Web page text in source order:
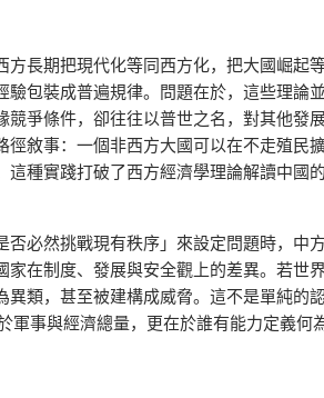
長期把現代化等同西方化，把大國崛起
包裝成普遍規律。問題在於，這些理論
爭條件，卻往往以普世之名，對其他發
敘事：一個非西方大國可以在不走殖民
種實踐打破了西方經濟學理論解讀中國
必然挑戰現有秩序」來設定問題時，中
在制度、發展與安全觀上的差異。若世
類，甚至被建構成威脅。這不是單純的
軍事與經濟總量，更在於誰有能力定義何